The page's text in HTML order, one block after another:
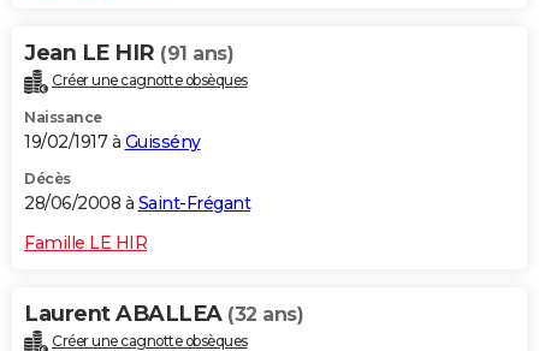
Jean LE HIR (91 ans)
Créer une cagnotte obsèques
Naissance
19/02/1917 à Guissény
Décès
28/06/2008 à Saint-Frégant
Famille LE HIR
Laurent ABALLEA (32 ans)
Créer une cagnotte obsèques